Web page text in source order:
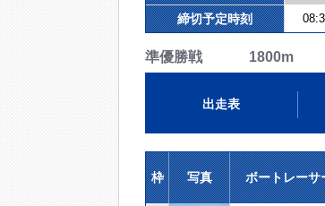
締切予定時刻
準優勝戦 1800m
出走表
枠 写真 ボートレーサ